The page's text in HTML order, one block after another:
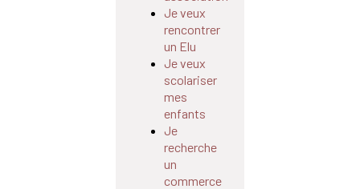
Je veux
rencontrer
un Elu
Je veux
scolariser
mes
enfants
Je
recherche
un
commerce